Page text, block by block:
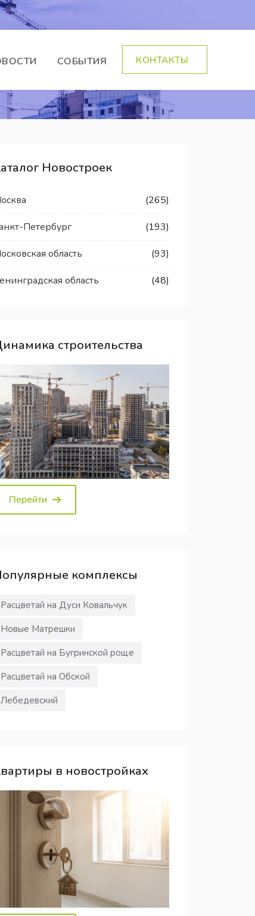
СОБЫТИЯ КОНТАКТЫ
Новостроек
(265)
Петербург (193)
область (93)
область (48)
строительства
Перейти
комплексы
Расцветай на Дуси Ковальчук
Новые Матрешки
Расцветай на Бугринской роще
Расцветай на Обской
Лебедевский
в новостройках